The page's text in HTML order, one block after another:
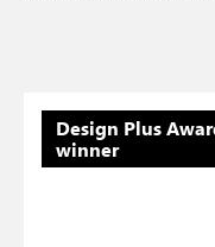
Design Plus
winner